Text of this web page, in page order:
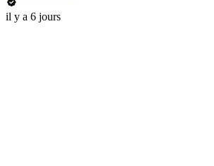
il y a 6 jours